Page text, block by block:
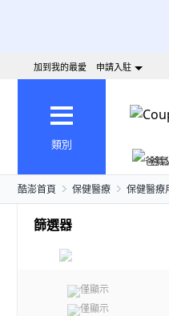
加到我的最愛 申請入駐
類別
爸
酷澎首頁 保健醫療 保健醫療
篩選器
僅顯示
僅顯示